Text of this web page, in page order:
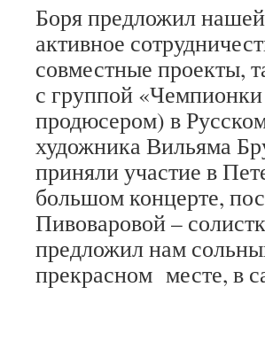
Боря предложил
активное
совместные проекты,
с группой
продюсером) в
художника Вильяма
приняли участие в
большом концерте,
Пивоваровой –
предложил нам
прекрасном месте, в